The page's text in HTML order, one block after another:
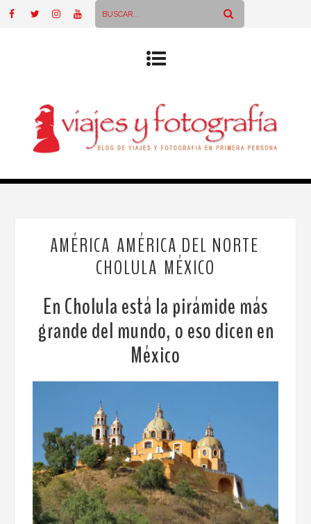
AMÉRICA AMÉRICA DEL NORTE
CHOLULA MÉXICO
En Cholula está la pirámide más
grande del mundo, o eso dicen en
México